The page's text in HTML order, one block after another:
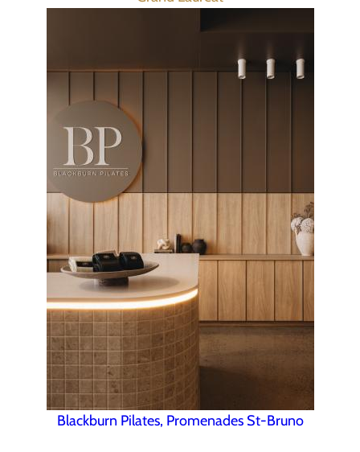
Blackburn Pilates, Promenades St-Bruno